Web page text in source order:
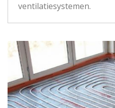
ventilatiesystemen.